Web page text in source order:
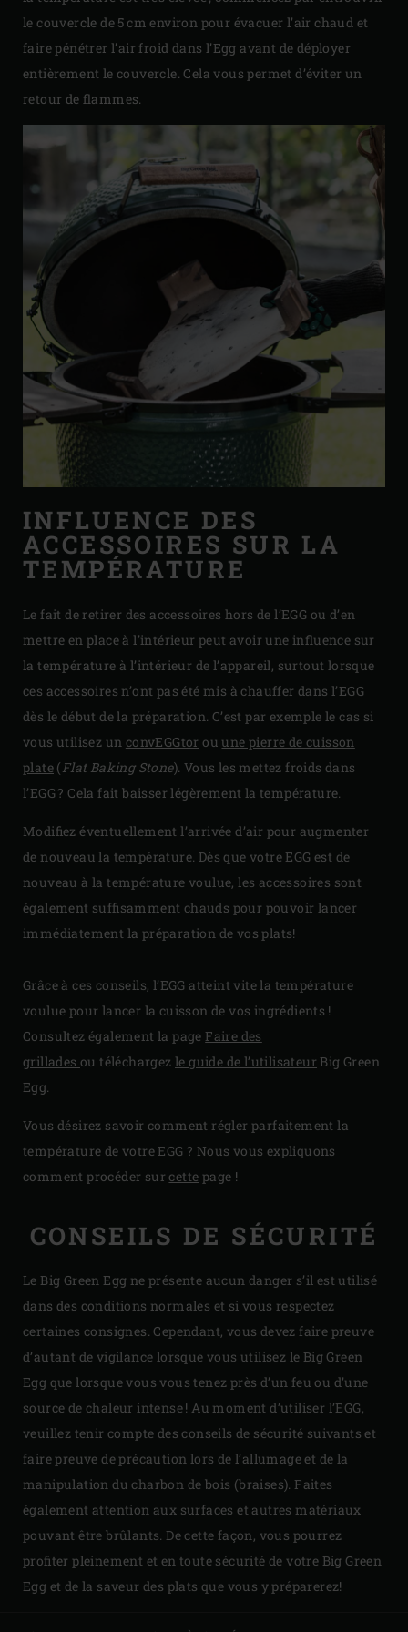
le couvercle de 5 cm environ pour évacuer l’air chaud et
faire pénétrer l’air froid dans l’Egg avant de déployer
entièrement le couvercle. Cela vous permet d’éviter un
retour de flammes.
INFLUENCE DES
ACCESSOIRES SUR LA
TEMPÉRATURE
Le fait de retirer des accessoires hors de l’EGG ou d’en
mettre en place à l’intérieur peut avoir une influence sur
la température à l’intérieur de l’appareil, surtout lorsque
ces accessoires n’ont pas été mis à chauffer dans l’EGG
dès le début de la préparation. C’est par exemple le cas si
vous utilisez un convEGGtor ou une pierre de cuisson
plate ( Flat Baking Stone). Vous les mettez froids dans
l’EGG ? Cela fait baisser légèrement la température.
Modifiez éventuellement l’arrivée d’air pour augmenter
de nouveau la température. Dès que votre EGG est de
nouveau à la température voulue, les accessoires sont
également suffisamment chauds pour pouvoir lancer
immédiatement la préparation de vos plats!
Grâce à ces conseils, l’EGG atteint vite la température
voulue pour lancer la cuisson de vos ingrédients !
Consultez également la pageFaire des
grillades ou téléchargez le guide de l’utilisateur Big Green
Egg.
Vous désirez savoir comment régler parfaitement la
température de votre EGG ? Nous vous expliquons
comment procéder surcette page !
CONSEILS DE SÉCURITÉ
Le Big Green Egg ne présente aucun danger s’il est utilisé
dans des conditions normales et si vous respectez
certaines consignes. Cependant, vous devez faire preuve
d’autant de vigilance lorsque vous utilisez le Big Green
Egg que lorsque vous vous tenez près d’un feu ou d’une
source de chaleur intense ! Au moment d’utiliser l’EGG,
veuillez tenir compte des conseils de sécurité suivants et
faire preuve de précaution lors de l’allumage et de la
manipulation du charbon de bois (braises). Faites
également attention aux surfaces et autres matériaux
pouvant être brûlants. De cette façon, vous pourrez
profiter pleinement et en toute sécurité de votre Big Green
Egg et de la saveur des plats que vous y préparerez!